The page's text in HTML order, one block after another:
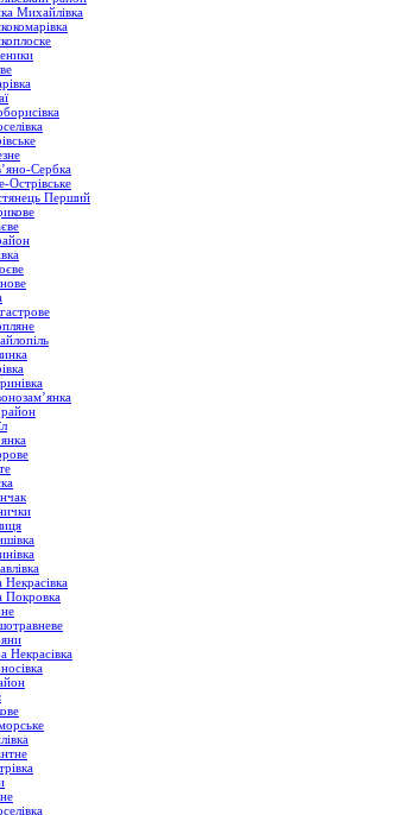
Михайлівка
Сербка
Острівське
Перший
район
Некрасівка
Покровка
Некрасівка